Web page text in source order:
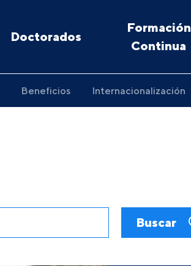
Doctorados
Formación
Continua
Beneficios Internacionalización
Buscar